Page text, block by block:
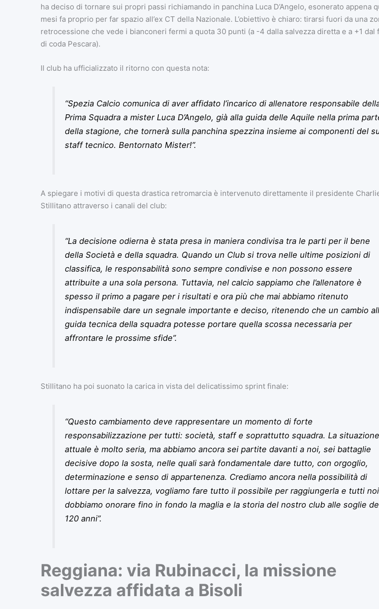
ha deciso di tornare sui propri passi richiamando in panchina Luca D’Angelo, esonerato appena
mesi fa proprio per far spazio all’ex CT della Nazionale. L’obiettivo è chiaro: tirarsi fuori da una
retrocessione che vede i bianconeri fermi a quota 30 punti (a -4 dalla salvezza diretta e a +1 dal
di coda Pescara).
Il club ha ufficializzato il ritorno con questa nota:
“Spezia Calcio comunica di aver affidato l’incarico di allenatore responsabile
Prima Squadra a mister Luca D’Angelo, già alla guida delle Aquile nella prima
della stagione, che tornerà sulla panchina spezzina insieme ai componenti del
staff tecnico. Bentornato Mister!”.
A spiegare i motivi di questa drastica retromarcia è intervenuto direttamente il presidente
Stillitano attraverso i canali del club:
“La decisione odierna è stata presa in maniera condivisa tra le parti per il bene
della Società e della squadra. Quando un Club si trova nelle ultime posizioni di
classifica, le responsabilità sono sempre condivise e non possono essere
attribuite a una sola persona. Tuttavia, nel calcio sappiamo che l’allenatore è
spesso il primo a pagare per i risultati e ora più che mai abbiamo ritenuto
indispensabile dare un segnale importante e deciso, ritenendo che un cambio
guida tecnica della squadra potesse portare quella scossa necessaria per
affrontare le prossime sfide”.
Stillitano ha poi suonato la carica in vista del delicatissimo sprint finale:
“Questo cambiamento deve rappresentare un momento di forte
responsabilizzazione per tutti: società, staff e soprattutto squadra. La situazione
attuale è molto seria, ma abbiamo ancora sei partite davanti a noi, sei battaglie
decisive dopo la sosta, nelle quali sarà fondamentale dare tutto, con orgoglio,
determinazione e senso di appartenenza. Crediamo ancora nella possibilità di
lottare per la salvezza, vogliamo fare tutto il possibile per raggiungerla e tutti noi
dobbiamo onorare fino in fondo la maglia e la storia del nostro club alle soglie
120 anni”.
Reggiana: via Rubinacci, la missione
salvezza affidata a Bisoli